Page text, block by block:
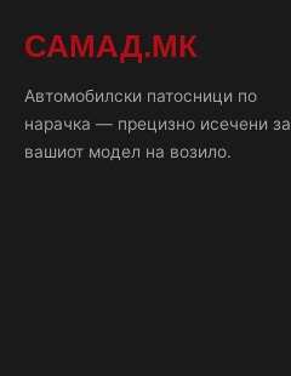
САМАД.МК
Автомобилски патосници по
нарачка — прецизно исечени за
вашиот модел на возило.